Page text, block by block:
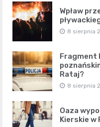
Wpław
8 sierpnia
Fragment
Rataj?
8 sierpnia
Oaza
Kierskie w